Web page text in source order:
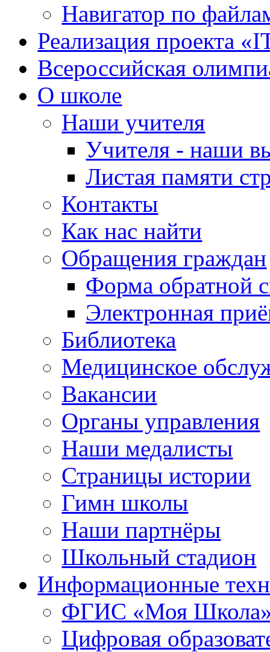
Навигатор по
Реализация проекта
Всероссийская
О школе
Наши учителя
Учителя - наши
Листая памяти
Контакты
Как нас найти
Обращения граждан
Форма обратной
Электронная
Библиотека
Медицинское
Вакансии
Органы управления
Наши медалисты
Страницы истории
Гимн школы
Наши партнёры
Школьный стадион
Информационные
ФГИС «Моя
Цифровая